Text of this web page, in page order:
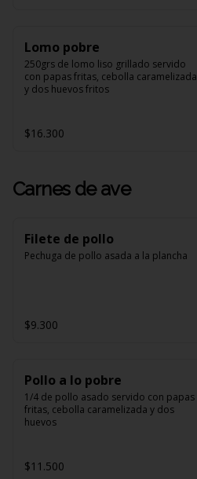
Lomo pobre
250grs de lomo liso grillado servido
con papas fritas, cebolla caramelizada
y dos huevos fritos
$16.300
Carnes de ave
Filete de pollo
Pechuga de pollo asada a la plancha
$9.300
Pollo a lo pobre
1/4 de pollo asado servido con papas
fritas, cebolla caramelizada y dos
huevos
$11.500